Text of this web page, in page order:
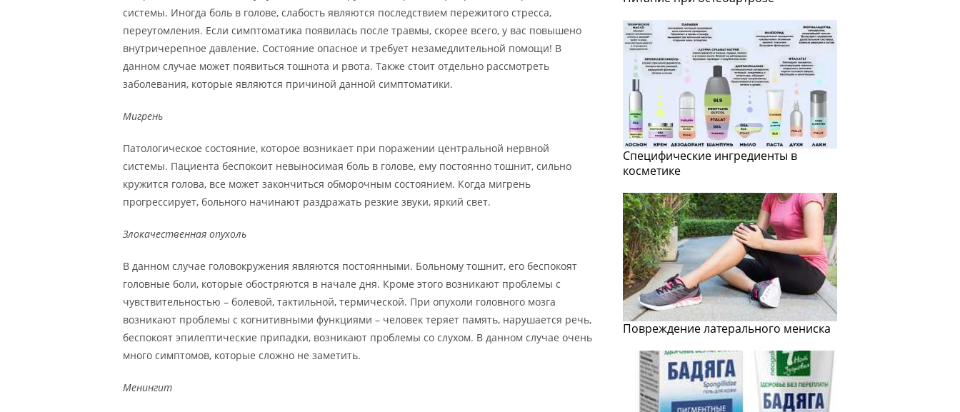
системы. Иногда боль в голове, слабость являются последствием пережитого стресса,
переутомления. Если симптоматика появилась после травмы, скорее всего, у вас повышено
внутричерепное давление. Состояние опасное и требует незамедлительной помощи! В
данном случае может появиться тошнота и рвота. Также стоит отдельно рассмотреть
заболевания, которые являются причиной данной симптоматики.
Мигрень
Патологическое состояние, которое возникает при поражении центральной нервной
системы. Пациента беспокоит невыносимая боль в голове, ему постоянно тошнит, сильно
кружится голова, все может закончиться обморочным состоянием. Когда мигрень
прогрессирует, больного начинают раздражать резкие звуки, яркий свет.
Злокачественная опухоль
В данном случае головокружения являются постоянными. Больному тошнит, его беспокоят
головные боли, которые обостряются в начале дня. Кроме этого возникают проблемы с
чувствительностью – болевой, тактильной, термической. При опухоли головного мозга
возникают проблемы с когнитивными функциями – человек теряет память, нарушается речь,
беспокоят эпилептические припадки, возникают проблемы со слухом. В данном случае очень
много симптомов, которые сложно не заметить.
Менингит
Специфические ингредиенты в
косметике
Повреждение латерального мениска